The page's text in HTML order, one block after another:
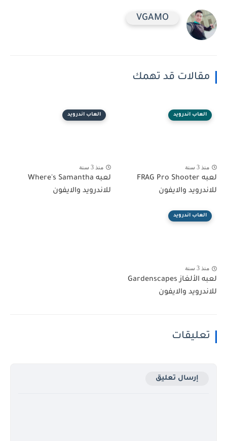
VGAMO
مقالات قد تهمك
العاب اندرويد
منذ 3 سنة
لعبه FRAG Pro Shooter
للاندرويد والايفون
العاب اندرويد
منذ 3 سنة
لعبه Where's Samantha
للاندرويد والايفون
العاب اندرويد
منذ 3 سنة
لعبه الألغاز Gardenscapes
للاندرويد والايفون
تعليقات
إرسال تعليق